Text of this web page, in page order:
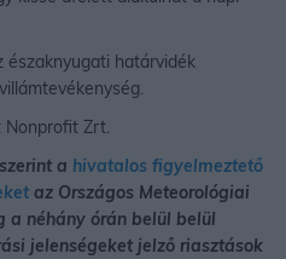
északnyugati határvidék
Nonprofit Zrt.
a hivatalos figyelmeztető
az Országos Meteorológiai
a néhány órán belül belül
jelenségeket jelző riasztások